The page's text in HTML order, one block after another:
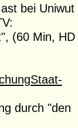
bei Uniwut
(60 Min, HD
durch "den